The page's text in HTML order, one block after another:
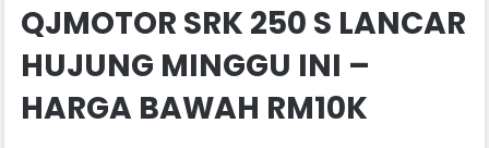
QJMOTOR SRK 250 S LANCAR
HUJUNG MINGGU INI –
HARGA BAWAH RM10K